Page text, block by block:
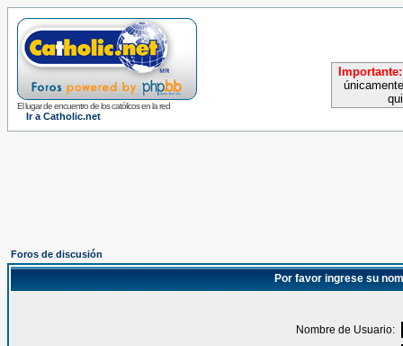
El lugar de encuentro de los católicos en la red
Ir a Catholic.net
Importante:
Foros de discusión
Por favor ingrese su
Nombre de Usuario: